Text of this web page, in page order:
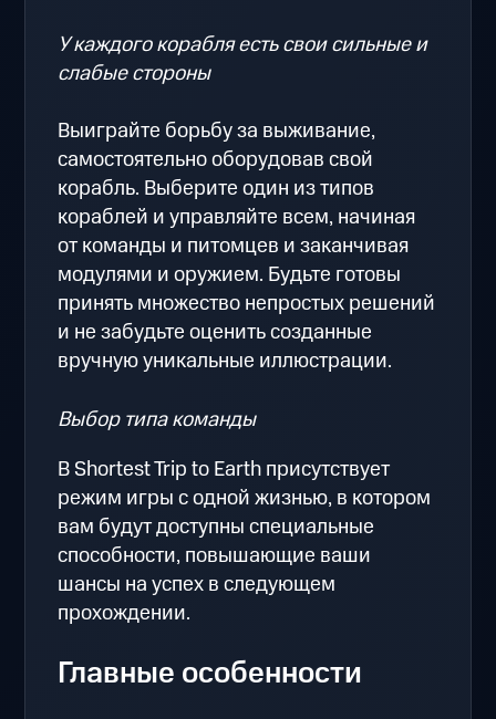
У каждого корабля есть свои сильные и
слабые стороны
Выиграйте борьбу за выживание,
самостоятельно оборудовав свой
корабль. Выберите один из типов
кораблей и управляйте всем, начиная
от команды и питомцев и заканчивая
модулями и оружием. Будьте готовы
принять множество непростых решений
и не забудьте оценить созданные
вручную уникальные иллюстрации.
Выбор типа команды
В Shortest Trip to Earth присутствует
режим игры с одной жизнью, в котором
вам будут доступны специальные
способности, повышающие ваши
шансы на успех в следующем
прохождении.
Главные особенности